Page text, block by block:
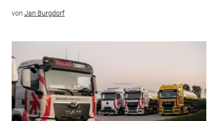
von Jan Burgdorf